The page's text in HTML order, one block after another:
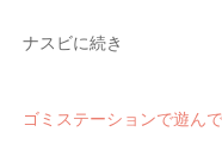
ナスビに続き
ゴミステーションで遊ん